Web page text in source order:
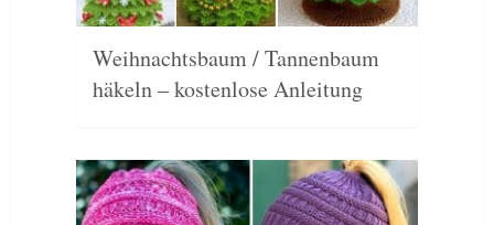
Weihnachtsbaum / Tannenbaum
häkeln – kostenlose Anleitung